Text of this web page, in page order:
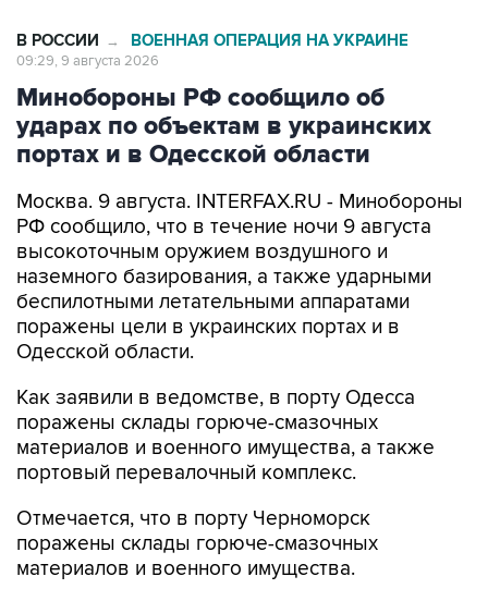
В РОССИИ → ВОЕННАЯ ОПЕРАЦИЯ НА УКРАИНЕ
09:29, 9 августа 2026
Минобороны РФ сообщило об
ударах по объектам в украинских
портах и в Одесской области
Москва. 9 августа. INTERFAX.RU - Минобороны
РФ сообщило, что в течение ночи 9 августа
высокоточным оружием воздушного и
наземного базирования, а также ударными
беспилотными летательными аппаратами
поражены цели в украинских портах и в
Одесской области.
Как заявили в ведомстве, в порту Одесса
поражены склады горюче-смазочных
материалов и военного имущества, а также
портовый перевалочный комплекс.
Отмечается, что в порту Черноморск
поражены склады горюче-смазочных
материалов и военного имущества.